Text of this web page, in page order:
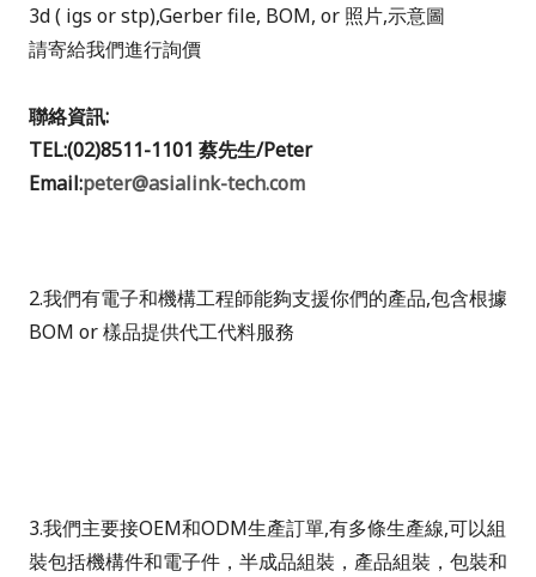
3d ( igs or stp),Gerber file, BOM, or 照片,示意圖
請寄給我們進行詢價
聯絡資訊:
TEL:(02)8511-1101 蔡先生/Peter
Email:peter@asialink-tech.com
2.我們有電子和機構工程師能夠支援你們的產品,包含根據
BOM or樣品提供代工代料服務
3.我們主要接OEM和ODM生產訂單,有多條生產線,可以組
裝包括機構件和電子件，半成品組裝，產品組裝，包裝和